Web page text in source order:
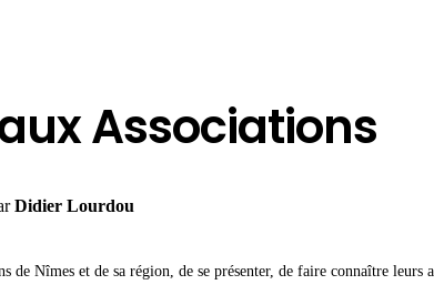
Associations
Didier Lourdou
de Nîmes et de sa région, de se présenter, de faire connaître leurs